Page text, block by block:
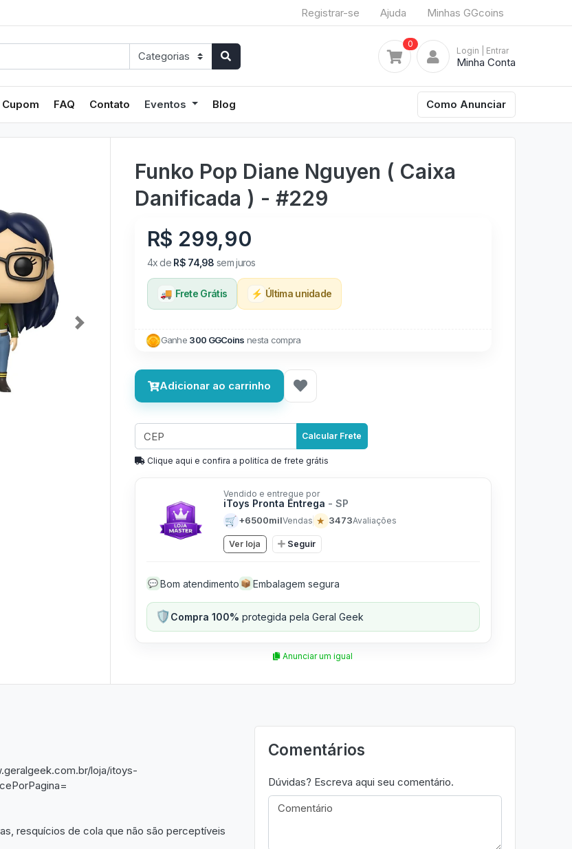
Registrar-se Ajuda Minhas GGcoins
0
Login | Entrar
Minha Conta
Cupom FAQ Contato Eventos Blog Como Anunciar
Next
Funko Pop Diane Nguyen ( Caixa
Danificada ) - #229
R$ 299,90
4x de R$ 74,98 sem juros
🚚 Frete Grátis ⚡ Última unidade
Ganhe 300 GGCoins nesta compra
Adicionar ao carrinho
Calcular Frete
Clique aqui e confira a politíca de frete grátis
Vendido e entregue por
iToys Pronta Entrega - SP
🛒 +6500milVendas ★ 3473Avaliações
Ver loja Seguir
💬 Bom atendimento 📦 Embalagem segura
🛡️Compra 100% protegida pela Geral Geek
Anunciar um igual
loja/itoys-
resquícios de cola que não são perceptíveis
Comentários
Dúvidas? Escreva aqui seu comentário.